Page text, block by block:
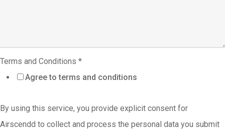
Email
and
Terms and Conditions *
Agree to terms and conditions
By using this service, you provide explicit consent for
Airscendd to collect and process the personal data you submit